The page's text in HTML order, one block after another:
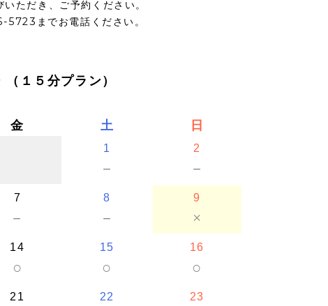
ただき、ご予約ください。
までお電話ください。
１５分プラン）
金 土 日
1
－
2
－
7
－
8
－
9
×
14
○
15
○
16
○
21 22 23